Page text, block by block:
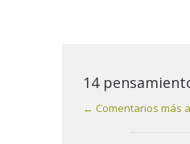
14
← Comentarios más